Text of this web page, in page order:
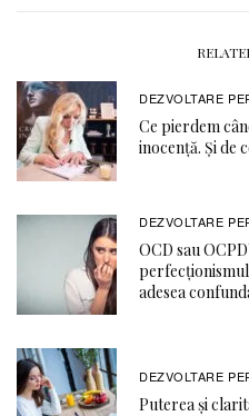
DEZVOLTARE
Ce pierdem
inocență. Și de
DEZVOLTARE
OCD sau
adesea
DEZVOLTARE
Puterea și